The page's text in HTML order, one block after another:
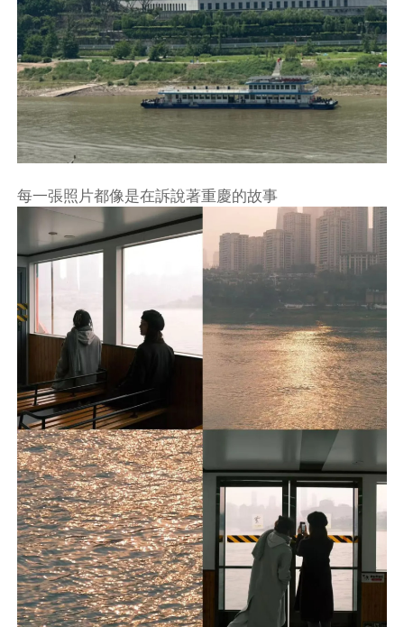
每一張照片都像是在訴說著重慶的故事